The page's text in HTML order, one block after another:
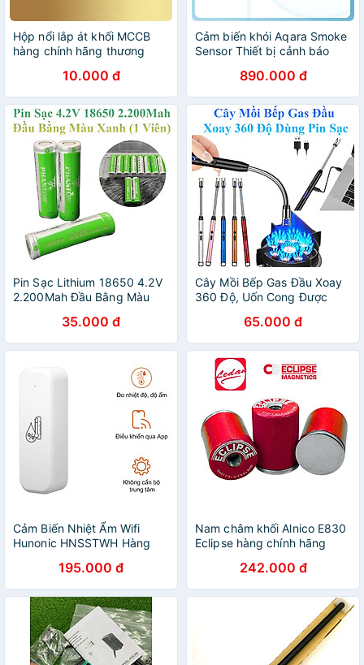
Hộp nổi lắp át khối MCCB
hàng chính hãng thương
10.000 đ
Cảm biến khói Aqara Smoke
Sensor Thiết bị cảnh báo
Hàng Chính Hãng
890.000 đ
Pin Sạc Lithium 18650 4.2V
2.200Mah Đầu Bằng Màu
35.000 đ
Cây Mồi Bếp Gas Đầu Xoay
360 Độ, Uốn Cong Được
65.000 đ
Cảm Biến Nhiệt Ẩm Wifi
Hunonic HNSSTWH Hàng
2.4Hz Dải đo nhiệt độ -10 ~
60 độ ( Sai số 1%) Dải đo độ
ẩm 20% ~ 98% ( Sai số 3% )
Kích thước: 70x25x20mm
Trọng lượng: 50g
195.000 đ
Nam châm khối Alnico E830
Eclipse hàng chính hãng
242.000 đ